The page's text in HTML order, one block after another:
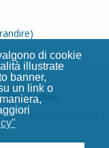
di cookie
illustrate
banner,
un link o
Cookies
|P. IVA